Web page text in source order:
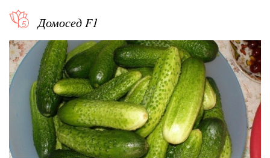
Домосед F1